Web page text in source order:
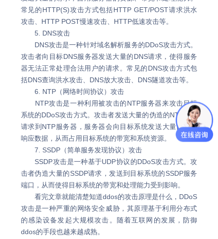
常见的HTTP(S)攻击方式包括HTTP GET/POST请求洪水
攻击、HTTP POST慢速攻击、HTTP低速攻击等。
5. DNS攻击
DNS攻击是一种针对域名解析服务的DDoS攻击方式。
攻击者向目标DNS服务器发送大量的DNS请求，使得服务
器无法正常处理合法用户的请求。常见的DNS攻击方式包
括DNS查询洪水攻击、DNS放大攻击、DNS隧道攻击等。
6. NTP（网络时间协议）攻击
NTP攻击是一种利用被攻击的NTP服务器来攻击目标
系统的DDoS攻击方式。攻击者发送大量的伪造的NTP查询
请求到NTP服务器，服务器会向目标系统发送大量的NTP
响应数据，从而占用目标系统的带宽和系统资源。
7. SSDP（简单服务发现协议）攻击
SSDP攻击是一种基于UDP协议的DDoS攻击方式。攻
击者伪造大量的SSDP请求，发送到目标系统的SSDP服务
端口，从而使得目标系统的带宽和处理能力受到影响。
看完文章就能清楚知道ddos的攻击原理是什么，DDoS
攻击是一种严重的网络安全威胁，其原理基于利用分布式
的感染设备发起大规模攻击。随着互联网的发展，防御
ddos的手段也越来越成熟。